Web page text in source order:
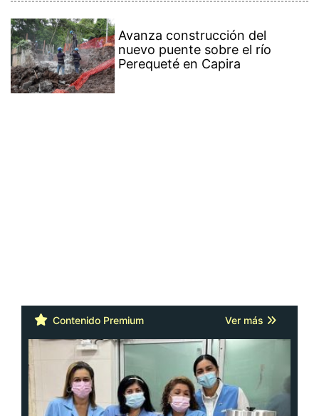
Avanza construcción del
nuevo puente sobre el río
Perequeté en Capira
Contenido Premium Ver más